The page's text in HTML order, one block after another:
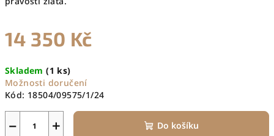
14 350 Kč
cena:
Skladem(1 ks)
Možnosti doručení
Kód: 18504/09575/1/24
+
− Do košíku